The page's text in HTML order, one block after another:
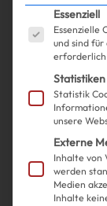
Es folgtEssenziell
Essenzielle
und sind
Statistiken
Statistik
unsere
Externe
Inhalte von
werden
Medien
Inhalte